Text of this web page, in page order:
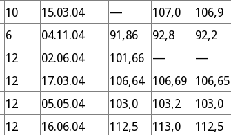
10 15.03.04 — 107,0 106,9
6 04.11.04 91,86 92,8 92,2
12 02.06.04 101,66 — —
12 17.03.04 106,64 106,69 106,65
12 05.05.04 103,0 103,2 103,0
12 16.06.04 112,5 113,0 112,5